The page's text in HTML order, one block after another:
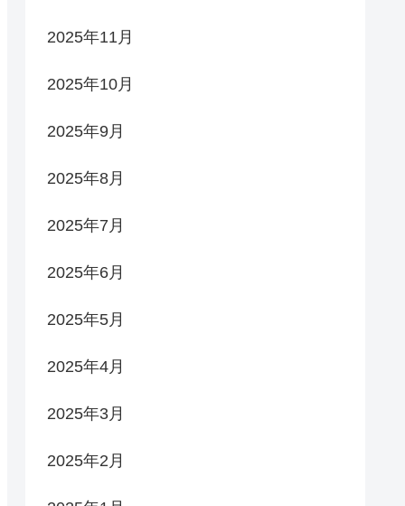
2025年11月
2025年10月
2025年9月
2025年8月
2025年7月
2025年6月
2025年5月
2025年4月
2025年3月
2025年2月